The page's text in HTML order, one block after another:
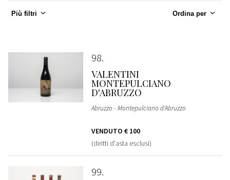
Più filtri Ordina per
98
VALENTINI
MONTEPULCIANO
D'ABRUZZO
Abruzzo - Montepulciano d'Abruzzo
VENDUTO € 100
(diritti d'asta esclusi)
99